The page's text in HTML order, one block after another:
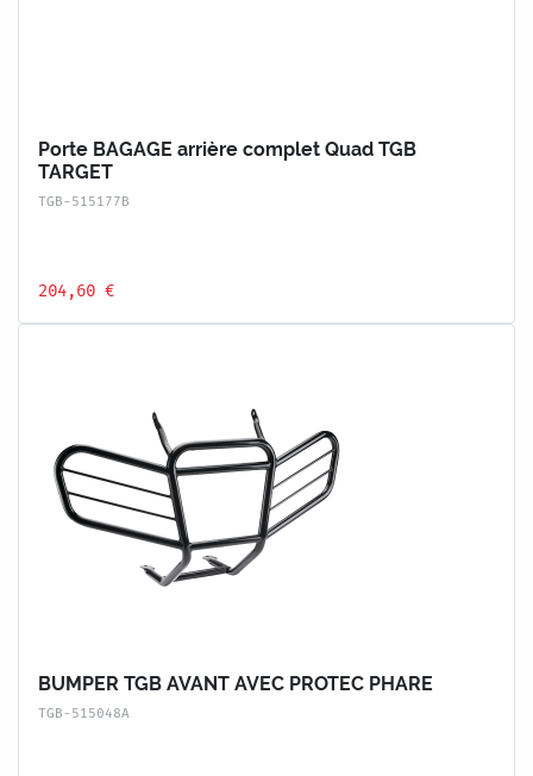
Porte BAGAGE arrière complet Quad TGB
TARGET
TGB-515177B
204,60 €
BUMPER TGB AVANT AVEC PROTEC PHARE
TGB-515048A